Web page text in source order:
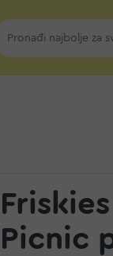
Picnic